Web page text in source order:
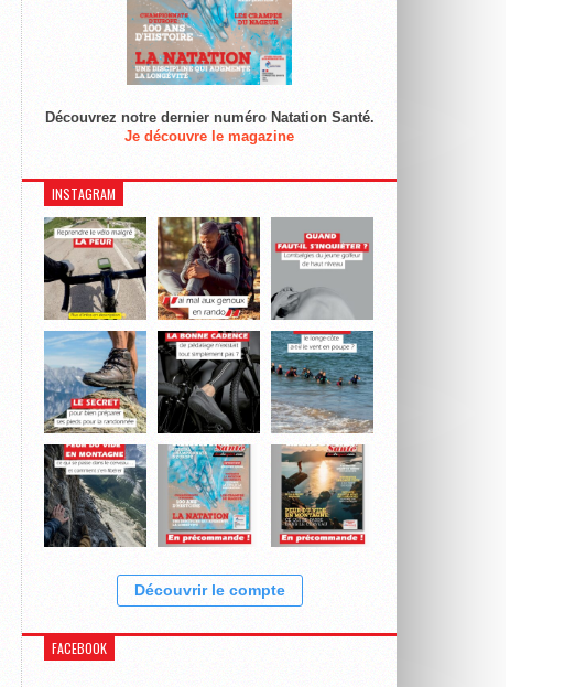
Découvrez notre dernier numéro Natation Santé.
Je découvre le magazine
INSTAGRAM
Découvrir le compte
FACEBOOK